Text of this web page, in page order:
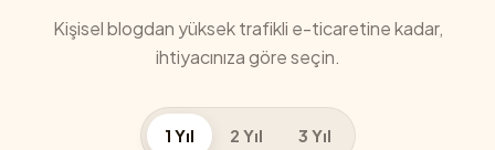
Kişisel blogdan yüksek trafikli e-ticaretine kadar,
ihtiyacınıza göre seçin.
1 Yıl 2 Yıl 3 Yıl